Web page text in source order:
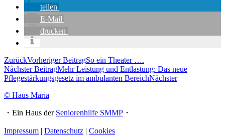
teilen
E-Mail
drucken
ZurückVorheriger BeitragSo ein Theater ….
Nächster BeitragMehr Leistung und Entlastung: Das neue
Pflegestärkungsgesetz im ambulanten BereichNächster
© Haus Maria
・Ein Haus der Seniorenhilfe SMMP ・
Impressum | Datenschutz | Cookies